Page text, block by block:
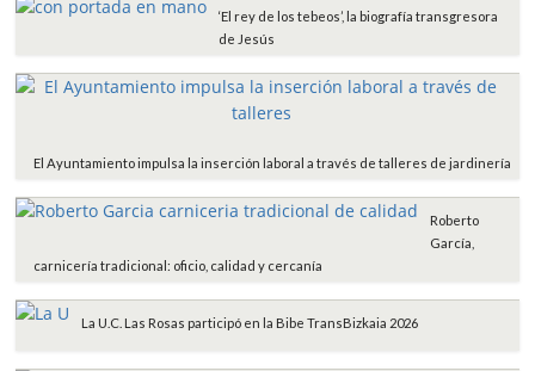
‘El rey de los tebeos’, la biografía transgresora
de Jesús
El Ayuntamiento impulsa la inserción laboral a través de talleres de jardinería
Roberto
García,
carnicería tradicional: oficio, calidad y cercanía
La U.C. Las Rosas participó en la Bibe TransBizkaia 2026